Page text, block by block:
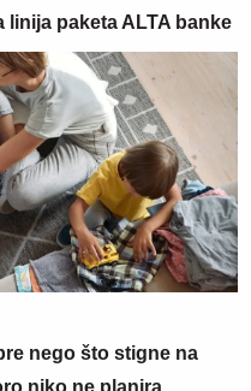
paketa ALTA banke
nego što stigne na
niko ne planira